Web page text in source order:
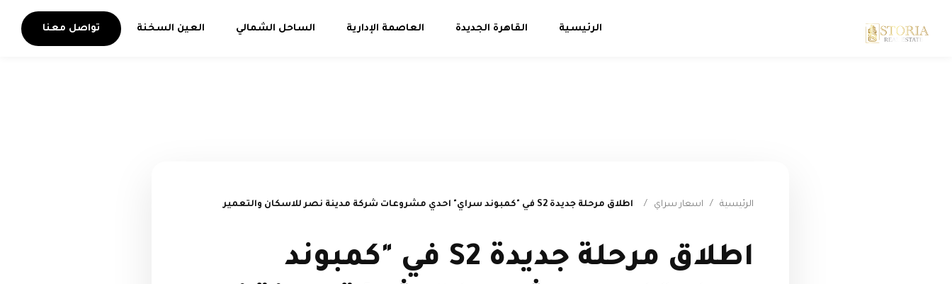
الرئيسية القاهرة الجديدة العاصمة الإدارية الساحل الشمالي العين السخنة تواصل معنا
الرئيسية / اسعار سراي / اطلاق مرحلة جديدة S2 في "كمبوند سراي" احدي مشروعات شركة مدينة نصر للاسكان والتعمير
اطلاق مرحلة جديدة S2 في "كمبوند